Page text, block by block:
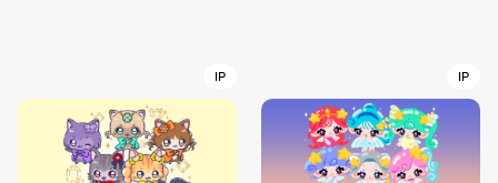
IP IP